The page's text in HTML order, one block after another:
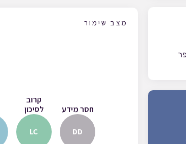
מצב שימור
חסר מידע
DD
קרוב
לסיכון
LC